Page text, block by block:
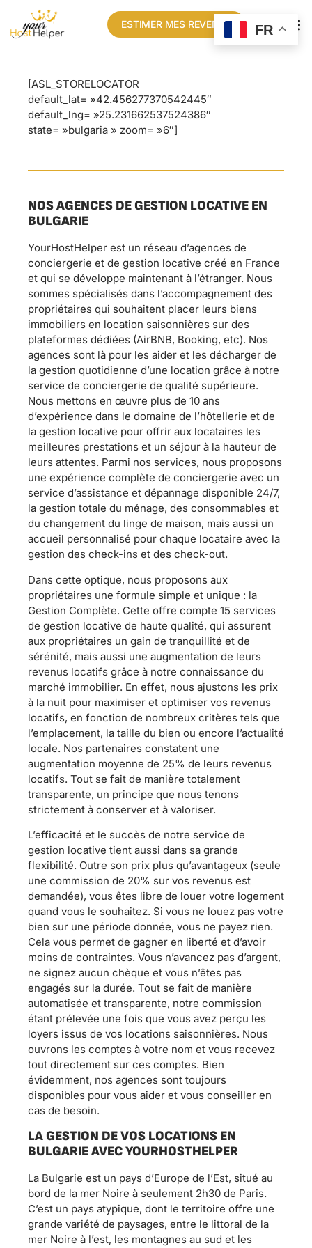
ESTIMER MES REVENUS
[ASL_STORELOCATOR
default_lat= »42.456277370542445″
default_lng= »25.231662537524386″
state= »bulgaria » zoom= »6″]
NOS AGENCES DE GESTION LOCATIVE EN
BULGARIE
YourHostHelper est un réseau d’agences de
conciergerie et de gestion locative créé en France
et qui se développe maintenant à l’étranger. Nous
sommes spécialisés dans l’accompagnement des
propriétaires qui souhaitent placer leurs biens
immobiliers en location saisonnières sur des
plateformes dédiées (AirBNB, Booking, etc). Nos
agences sont là pour les aider et les décharger de
la gestion quotidienne d’une location grâce à notre
service de conciergerie de qualité supérieure.
Nous mettons en œuvre plus de 10 ans
d’expérience dans le domaine de l’hôtellerie et de
la gestion locative pour offrir aux locataires les
meilleures prestations et un séjour à la hauteur de
leurs attentes. Parmi nos services, nous proposons
une expérience complète de conciergerie avec un
service d’assistance et dépannage disponible 24/7,
la gestion totale du ménage, des consommables et
du changement du linge de maison, mais aussi un
accueil personnalisé pour chaque locataire avec la
gestion des check-ins et des check-out.
Dans cette optique, nous proposons aux
propriétaires une formule simple et unique : la
Gestion Complète. Cette offre compte 15 services
de gestion locative de haute qualité, qui assurent
aux propriétaires un gain de tranquillité et de
sérénité, mais aussi une augmentation de leurs
revenus locatifs grâce à notre connaissance du
marché immobilier. En effet, nous ajustons les prix
à la nuit pour maximiser et optimiser vos revenus
locatifs, en fonction de nombreux critères tels que
l’emplacement, la taille du bien ou encore l’actualité
locale. Nos partenaires constatent une
augmentation moyenne de 25% de leurs revenus
locatifs. Tout se fait de manière totalement
transparente, un principe que nous tenons
strictement à conserver et à valoriser.
L’efficacité et le succès de notre service de
gestion locative tient aussi dans sa grande
flexibilité. Outre son prix plus qu’avantageux (seule
une commission de 20% sur vos revenus est
demandée), vous êtes libre de louer votre logement
quand vous le souhaitez. Si vous ne louez pas votre
bien sur une période donnée, vous ne payez rien.
Cela vous permet de gagner en liberté et d’avoir
moins de contraintes. Vous n’avancez pas d’argent,
ne signez aucun chèque et vous n’êtes pas
engagés sur la durée. Tout se fait de manière
automatisée et transparente, notre commission
étant prélevée une fois que vous avez perçu les
loyers issus de vos locations saisonnières. Nous
ouvrons les comptes à votre nom et vous recevez
tout directement sur ces comptes. Bien
évidemment, nos agences sont toujours
disponibles pour vous aider et vous conseiller en
cas de besoin.
LA GESTION DE VOS LOCATIONS EN
BULGARIE AVEC YOURHOSTHELPER
La Bulgarie est un pays d’Europe de l’Est, situé au
bord de la mer Noire à seulement 2h30 de Paris.
C’est un pays atypique, dont le territoire offre une
grande variété de paysages, entre le littoral de la
mer Noire à l’est, les montagnes au sud et les
FR